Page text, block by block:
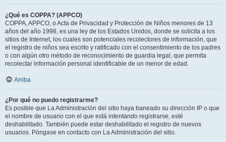
¿Qué es COPPA? (APPCO)
COPPA, APPCO, o Acta de Privacidad y Protección de Niños menores de 13
años del año 1998, es una ley de los Estados Unidos, donde se solicita a los
sitios de Internet, los cuales son potenciales recolectores de información, que
el registro de niños sea escrito y ratificado con el consentimiento de los padres
o con algún otro método de reconocimiento de guardia legal, que permita
recolectar información personal identificable de un menor de edad.
Arriba
¿Por qué no puedo registrarme?
Es posible que La Administración del sitio haya baneado su dirección IP o que
el nombre de usuario con el que está intentando registrarse, esté
deshabilitado. También puede estar deshabilitado el registro de nuevos
usuarios. Póngase en contacto con La Administración del sitio.